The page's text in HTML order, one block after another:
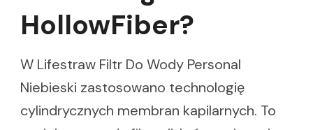
HollowFiber?
W Lifestraw Filtr Do Wody Personal
Niebieski zastosowano technologię
cylindrycznych membran kapilarnych. To